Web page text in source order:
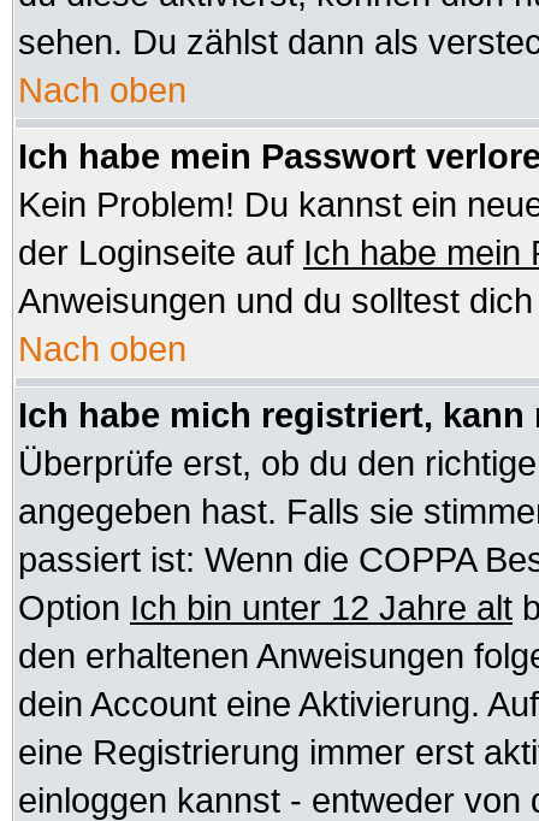
sehen. Du zählst dann als
Nach oben
Ich habe mein Passwort
Kein Problem! Du kannst ein
der Loginseite auf Ich habe mein
Anweisungen und du solltest
Nach oben
Ich habe mich registriert,
Überprüfe erst, ob du den
angegeben hast. Falls sie
passiert ist: Wenn die COPPA
Option Ich bin unter 12 Jahre alt
den erhaltenen Anweisungen
dein Account eine Aktivierung.
eine Registrierung immer erst
einloggen kannst - entweder von